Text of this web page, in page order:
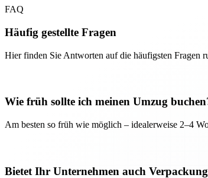
FAQ
Häufig gestellte Fragen
Hier finden Sie Antworten auf die häufigsten Fragen
Wie früh sollte ich meinen Umzug
Am besten so früh wie möglich – idealerweise 2–4
Bietet Ihr Unternehmen auch